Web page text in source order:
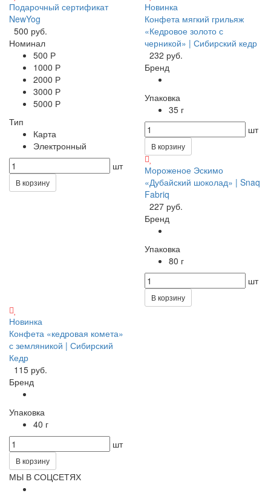
Подарочный сертификат
NewYog
500 руб.
Номинал
500 Р
1000 Р
2000 Р
3000 Р
5000 Р
Тип
Карта
Электронный
шт
В корзину
Новинка
Конфета мягкий грильяж
«Кедровое золото с
черникой» | Сибирский кедр
232 руб.
Бренд
Упаковка
35 г
шт
В корзину
Мороженое Эскимо
«Дубайский шоколад» | Snaq
Fabriq
227 руб.
Бренд
Упаковка
80 г
шт
В корзину
Новинка
Конфета «кедровая комета»
с земляникой | Сибирский
Кедр
115 руб.
Бренд
Упаковка
40 г
шт
В корзину
МЫ В СОЦСЕТЯХ